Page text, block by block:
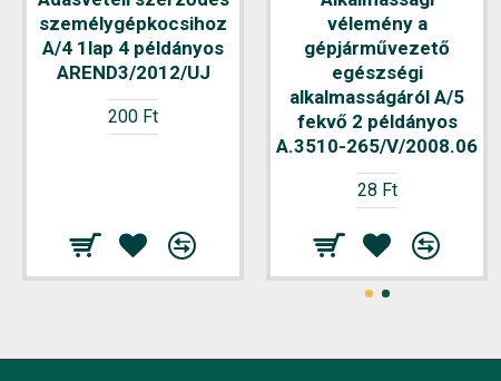
személygépkocsihoz
A/4 1lap 4 példányos
AREND3/2012/UJ
200 Ft
vélemény a
gépjárművezető
egészségi
alkalmasságáról A/5
fekvő 2 példányos
A.3510-265/V/2008.06
28 Ft